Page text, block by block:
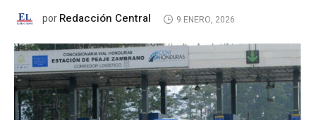
porRedacción Central 9 ENERO, 2026